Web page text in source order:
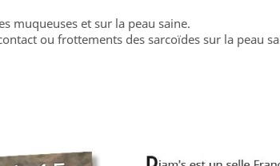
muqueuses et sur la peau saine.
ou frottements des sarcoïdes sur la peau